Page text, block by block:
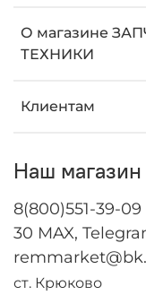
О магазине
ТЕХНИКИ
Клиентам
Наш магазин
8(800)551-39-
30 MAX,
ст. Крюково